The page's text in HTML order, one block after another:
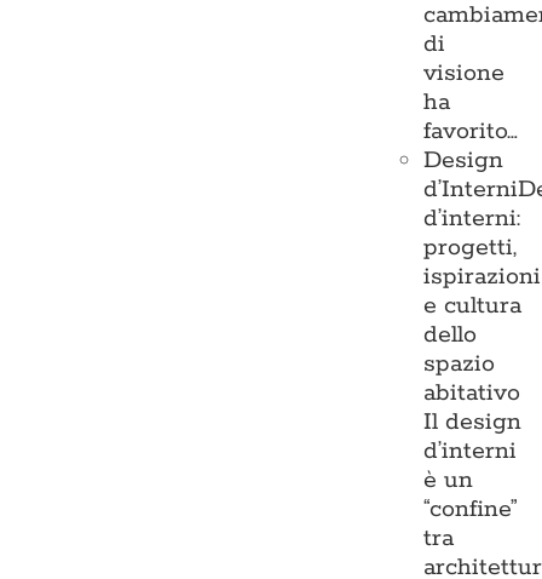
di
visione
ha
favorito…
Design
d’Interni
d’interni:
progetti,
ispirazioni
e cultura
dello
spazio
abitativo
Il design
d’interni
è un
“confine”
tra